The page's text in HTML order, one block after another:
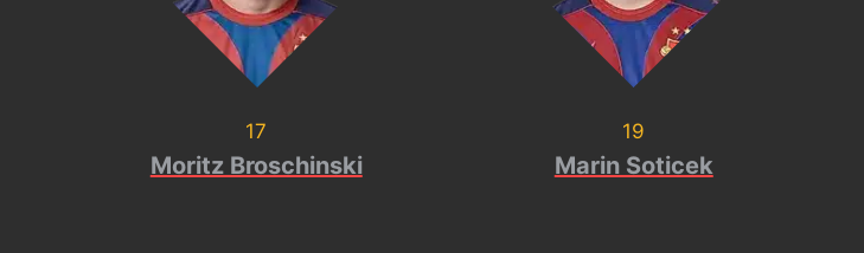
17
Moritz Broschinski
19
Marin Soticek